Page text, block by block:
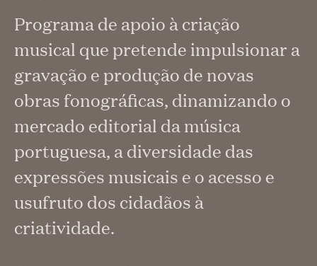
Programa de apoio à criação
musical que pretende impulsionar a
gravação e produção de novas
obras fonográficas, dinamizando o
mercado editorial da música
portuguesa, a diversidade das
expressões musicais e o acesso e
usufruto dos cidadãos à
criatividade.